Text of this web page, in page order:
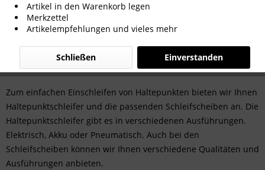
Zum einfachen Einschleifen von Haltepunkten bieten wir Ihnen
Haltepunktschleifer und die passenden Schleifscheiben an. Die
Haltepunktschleifer gibt es in verschiedenen Ausführungen.
Elektrisch, Akku oder Pneumatisch. Auch bei den
Schleifscheiben können wir Ihnen verschiedene Qualitäten und
Ausführungen anbieten.
Artikel in den Warenkorb legen
Merkzettel
Artikelempfehlungen und vieles mehr
Einverstanden
Schließen